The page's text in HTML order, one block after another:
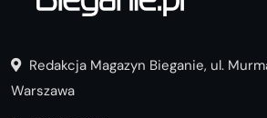
Redakcja Magazyn Bieganie, ul.
Warszawa